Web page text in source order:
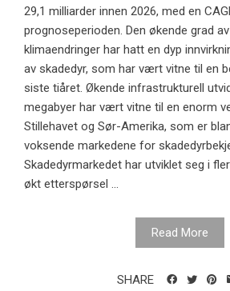
29,1 milliarder innen 2026, med en
prognoseperioden. Den økende grad
klimaendringer har hatt en dyp
av skadedyr, som har vært vitne til en
siste tiåret. Økende infrastrukturell
megabyer har vært vitne til en enorm
Stillehavet og Sør-Amerika, som er
voksende markedene for
Skadedyrmarkedet har utviklet seg i
økt etterspørsel ...
Read More
SHARE